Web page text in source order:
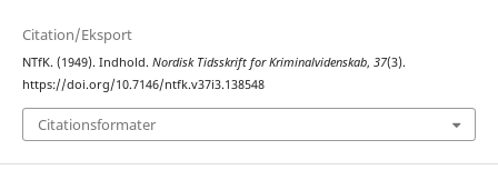
Citation/Eksport
NTfK. (1949). Indhold. Nordisk Tidsskrift for Kriminalvidenskab, 37(3).
https://doi.org/10.7146/ntfk.v37i3.138548
Citationsformater